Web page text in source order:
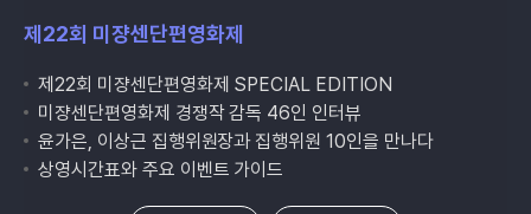
제22회 미쟝센단편영화제
제22회 미쟝센단편영화제 SPECIAL EDITION
미쟝센단편영화제 경쟁작 감독 46인 인터뷰
윤가은, 이상근 집행위원장과 집행위원 10인을 만나다
상영시간표와 주요 이벤트 가이드